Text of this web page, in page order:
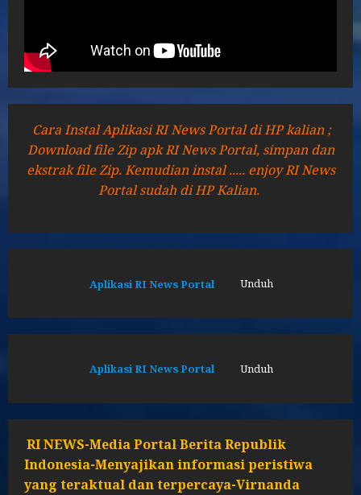
Cara Instal Aplikasi RI News Portal di HP kalian ;
Download file Zip apk RI News Portal, simpan dan
ekstrak file Zip. Kemudian instal ..... enjoy RI News
Portal sudah di HP Kalian.
Aplikasi RI News Portal Unduh
Aplikasi RI News Portal Unduh
RI NEWS-Media Portal Berita Republik
Indonesia-Menyajikan informasi peristiwa
yang teraktual dan terpercaya-Virnanda